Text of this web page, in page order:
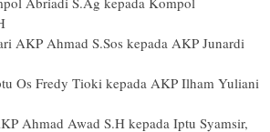
AKP Ahmad S.Sos kepada AKP Junardi
Os Fredy Tioki kepada AKP Ilham Yuliani
Ahmad Awad S.H kepada Iptu Syamsir,